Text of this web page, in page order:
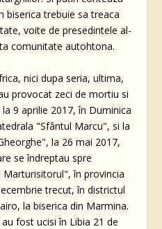
biserica trebuie sa treaca
voite de presedintele al-
comunitate autohtona.
nici dupa seria, ultima,
provocat zeci de mortiu si
9 aprilie 2017, în Duminica
"Sfântul Marcu", si la
la 26 mai 2017,
se îndreptau spre
în provincia
trecut, în districtul
la biserica din Marmina.
fost ucisi în Libia 21 de